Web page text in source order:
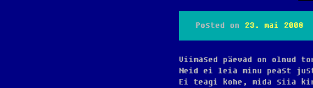
Posted on 23. mai 2008
Viimased päevad on olnud
Neid ei leia minu peast
Ei teagi kohe, mida siia